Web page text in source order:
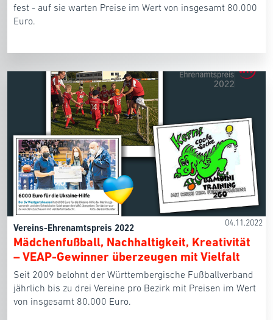
fest - auf sie warten Preise im Wert von insgesamt 80.000
Euro.
04.11.2022
Vereins-Ehrenamtspreis 2022
Mädchenfußball, Nachhaltigkeit, Kreativität
– VEAP-Gewinner überzeugen mit Vielfalt
Seit 2009 belohnt der Württembergische Fußballverband
jährlich bis zu drei Vereine pro Bezirk mit Preisen im Wert
von insgesamt 80.000 Euro.